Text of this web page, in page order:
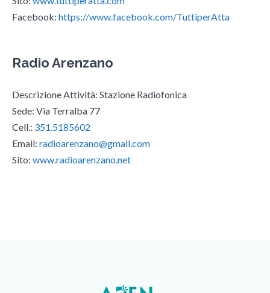
Facebook: https://www.facebook.com/TuttiperAtta
Radio Arenzano
Descrizione Attività: Stazione Radiofonica
Sede: Via Terralba 77
Cell.: 351.5185602
Email: radioarenzano@gmail.com
Sito: www.radioarenzano.net